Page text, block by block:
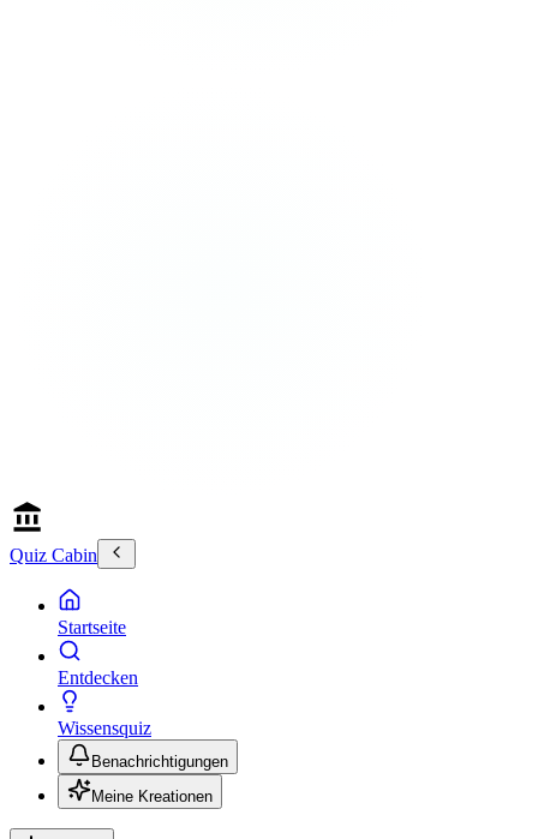
Quiz Cabin
Startseite
Entdecken
Wissensquiz
Benachrichtigungen
Meine Kreationen